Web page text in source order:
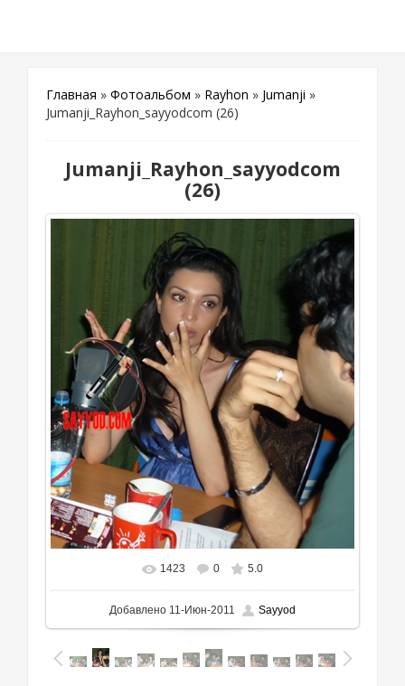
Главная » Фотоальбом » Rayhon » Jumanji »
Jumanji_Rayhon_sayyodcom (26)
Jumanji_Rayhon_sayyodcom
(26)
1423 0 5.0
Добавлено 11-Июн-2011 Sayyod